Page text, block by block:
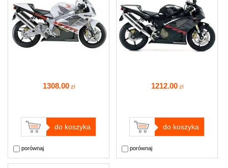
1308.00 zł
do koszyka
porównaj
1212.00 zł
do koszyka
porównaj